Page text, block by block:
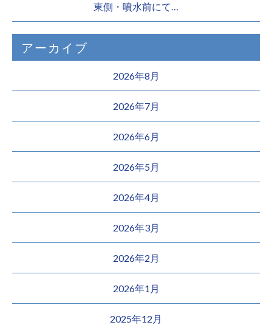
東側・噴水前にて…
アーカイブ
2026年8月
2026年7月
2026年6月
2026年5月
2026年4月
2026年3月
2026年2月
2026年1月
2025年12月